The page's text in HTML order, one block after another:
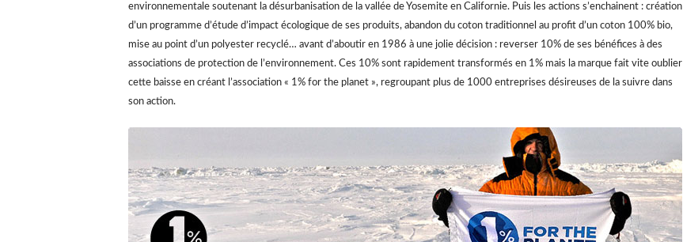
environnementale soutenant la désurbanisation de la vallée de Yosemite en Californie. Puis les actions s’enchainent : création
d’un programme d’étude d’impact écologique de ses produits, abandon du coton traditionnel au profit d’un coton 100% bio,
mise au point d’un polyester recyclé… avant d’aboutir en 1986 à une jolie décision : reverser 10% de ses bénéfices à des
associations de protection de l’environnement. Ces 10% sont rapidement transformés en 1% mais la marque fait vite oublier
cette baisse en créant l’association « 1% for the planet », regroupant plus de 1000 entreprises désireuses de la suivre dans
son action.